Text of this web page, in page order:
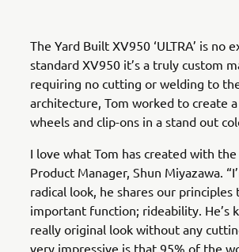
The Yard Built XV950 ‘ULTRA’ is
standard XV950 it’s a truly custom
requiring no cutting or welding to
architecture, Tom worked to create
wheels and clip-ons in a stand out
I love what Tom has created with
Product Manager, Shun Miyazawa.
radical look, he shares our
important function; rideability. He’s
really original look without any
very impressive is that 95% of the